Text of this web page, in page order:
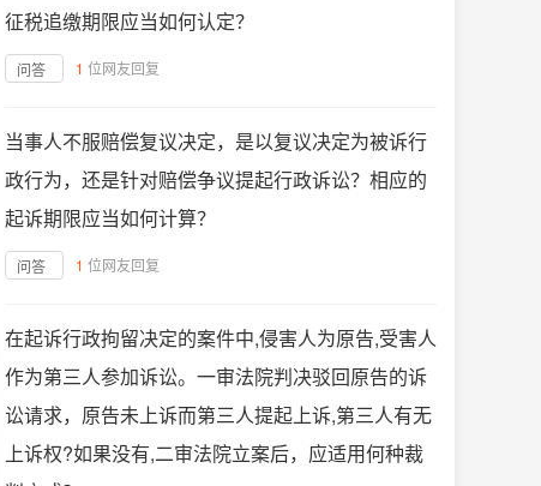
征税追缴期限应当如何认定？
问答 1 位网友回复
当事人不服赔偿复议决定，是以复议决定为被诉行
政行为，还是针对赔偿争议提起行政诉讼？相应的
起诉期限应当如何计算？
问答 1 位网友回复
在起诉行政拘留决定的案件中,侵害人为原告,受害人
作为第三人参加诉讼。一审法院判决驳回原告的诉
讼请求，原告未上诉而第三人提起上诉,第三人有无
上诉权?如果没有,二审法院立案后，应适用何种裁